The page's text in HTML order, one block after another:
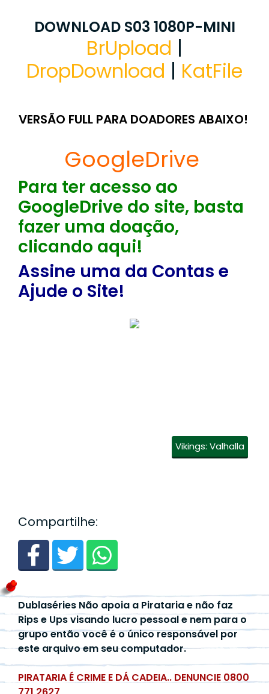
DOWNLOAD S03 1080P-MINI
BrUpload |
DropDownload | KatFile
VERSÃO FULL PARA DOADORES ABAIXO!
GoogleDrive
Para ter acesso ao
GoogleDrive do site, basta
fazer uma doação,
clicando aqui!
Assine uma da Contas e
Ajude o Site!
Vikings: Valhalla
Compartilhe:
Dublaséries Não apoia a Pirataria e não faz
Rips e Ups visando lucro pessoal e nem para o
grupo então você é o único responsável por
este arquivo em seu computador.
PIRATARIA É CRIME E DÁ CADEIA.. DENUNCIE 0800